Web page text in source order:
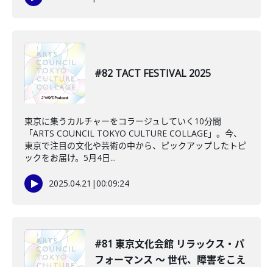
#82 TACT FESTIVAL 2025
東京に集うカルチャーをコラージュしていく10分間
「ARTS COUNCIL TOKYO CULTURE COLLAGE」。今、
東京で注目の文化や芸術の中から、ピックアップしたトピ
ックをお届け。5月4日...
2025.04.21 |00:09:24
#81 東京文化会館 リラックス・パ
フォーマンス 〜 世代、障害をこえ